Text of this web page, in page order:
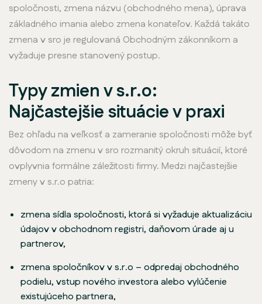
spoločnosti, zmena názvu (obchodného mena), úprava
základného imania alebo zmena konateľov. Každá takáto
zmena v sro je regulovaná Obchodným zákonníkom a
vyžaduje presne stanovený postup.
Typy zmien v s.r.o:
Najčastejšie situácie v praxi
Bez ohľadu na veľkosť a zameranie spoločnosti môže byť
dôvodom na zmenu v sro rozmanitý okruh situácií, ktoré
ovplyvnia formálne záležitosti firmy. Medzi najčastejšie
zmeny v s.r.o patria:
zmena sídla spoločnosti, ktorá si vyžaduje aktualizáciu
údajov v obchodnom registri, daňovom úrade aj u
partnerov,
zmena spoločníkov v s.r.o – odpredaj obchodného
podielu, vstup nového investora alebo vylúčenie
existujúceho partnera,